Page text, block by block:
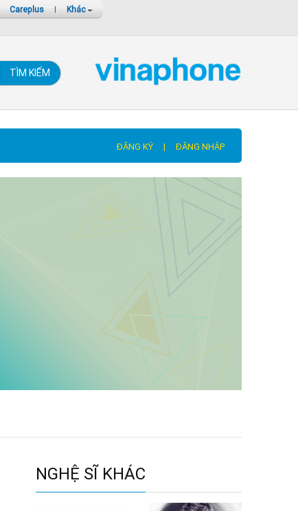
Careplus | Khác
TÌM KIẾM
ĐĂNG KÝ | ĐĂNG NHẬP
NGHỆ SĨ KHÁC